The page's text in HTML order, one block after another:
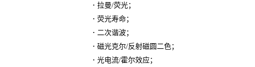
· 拉曼/荧光；
· 荧光寿命；
· 二次谐波；
· 磁光克尔/反射磁圆二色；
· 光电流/霍尔效应；